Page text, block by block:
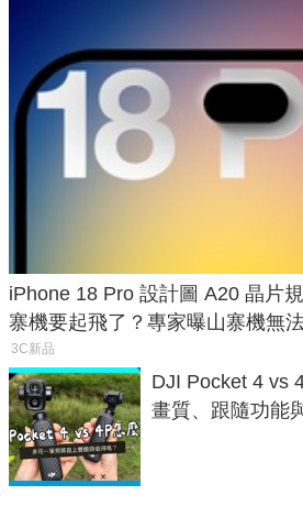
iPhone 18 Pro 設計圖 A20 晶片
寨機要起飛了？專家曝山寨機無
3C新品
DJI Pocket 4 vs
畫質、跟隨功能